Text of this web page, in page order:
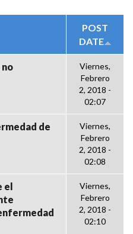
POST
DATE
Viernes,
Febrero
2, 2018 -
02:07
de
Viernes,
Febrero
2, 2018 -
02:08
el
Viernes,
Febrero
2, 2018 -
02:10